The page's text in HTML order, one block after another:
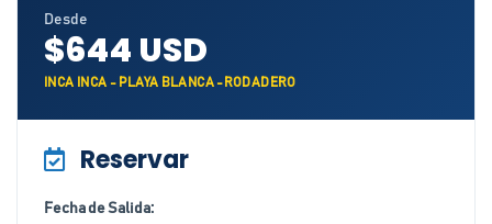
Desde
$644 USD
INCA INCA - PLAYA BLANCA -RODADERO
Reservar
Fecha de Salida: